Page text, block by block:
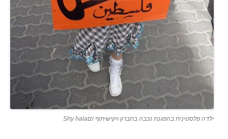
ילדה פלסטינית בהפגנת נכבה בחברון ויקישיתוף Shy halatzi